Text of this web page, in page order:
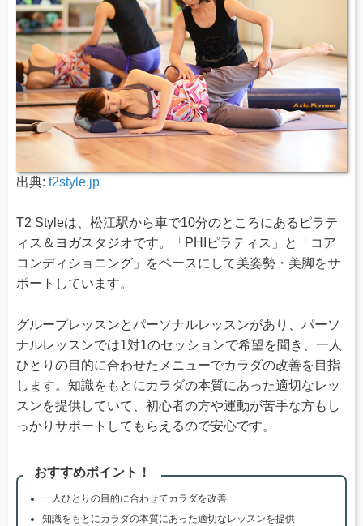
出典: t2style.jp
T2 Styleは、松江駅から車で10分のところにあるピラテ
ィス＆ヨガスタジオです。「PHIピラティス」と「コア
コンディショニング」をベースにして美姿勢・美脚をサ
ポートしています。
グループレッスンとパーソナルレッスンがあり、パーソ
ナルレッスンでは1対1のセッションで希望を聞き、一人
ひとりの目的に合わせたメニューでカラダの改善を目指
します。知識をもとにカラダの本質にあった適切なレッ
スンを提供していて、初心者の方や運動が苦手な方もし
っかりサポートしてもらえるので安心です。
おすすめポイント！
一人ひとりの目的に合わせてカラダを改善
知識をもとにカラダの本質にあった適切なレッスンを提供